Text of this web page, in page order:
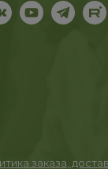
заказа,